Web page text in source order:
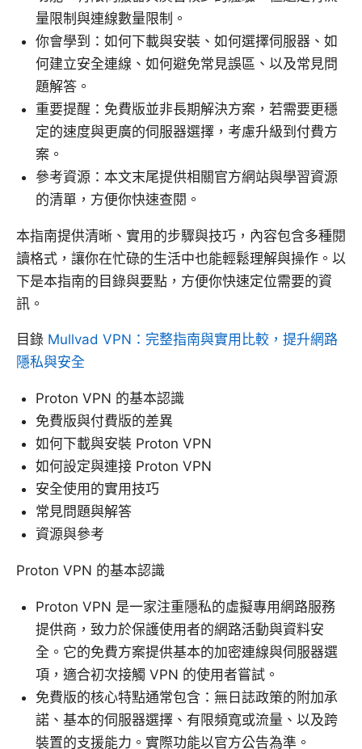
量限制與連線數量限制。
你會學到：如何下載與安裝、如何選擇伺服器、如
何建立安全連線、如何避免常見誤區、以及常見問
題解答。
重要提醒：免費版並非長期解決方案，若需要更穩
定的速度與更廣的伺服器選擇，考慮升級到付費方
案。
參考資源：本文末尾提供相關官方網站與學習資源
的清單，方便你快速查閱。
本指南提供清晰、實用的步驟與技巧，內容包含多種閱
讀格式，讓你在忙碌的生活中也能輕鬆理解與操作。以
下是本指南的目錄與要點，方便你快速定位需要的資
訊。
目錄 Mullvad VPN：完整指南與實用比較，提升網路
隱私與安全
Proton VPN 的基本認識
免費版與付費版的差異
如何下載與安裝 Proton VPN
如何設定與連接 Proton VPN
安全使用的實用技巧
常見問題與解答
資源與參考
Proton VPN 的基本認識
Proton VPN 是一家注重隱私的虛擬專用網路服務
提供商，致力於保護使用者的網路活動與資料安
全。它的免費方案提供基本的加密連線與伺服器選
項，適合初次接觸 VPN 的使用者嘗試。
免費版的核心特點通常包含：無日誌政策的附加承
諾、基本的伺服器選擇、有限頻寬或流量、以及跨
裝置的支援能力。實際功能以官方公告為準。